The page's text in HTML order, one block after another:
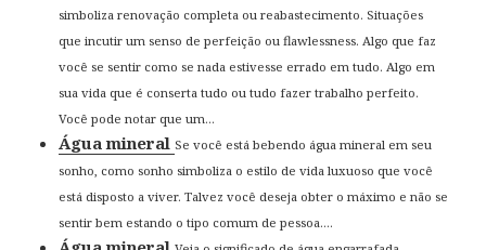
simboliza renovação completa ou reabastecimento. Situações
que incutir um senso de perfeição ou flawlessness. Algo que faz
você se sentir como se nada estivesse errado em tudo. Algo em
sua vida que é conserta tudo ou tudo fazer trabalho perfeito.
Você pode notar que um...
Água mineralSe você está bebendo água mineral em seu
sonho, como sonho simboliza o estilo de vida luxuoso que você
está disposto a viver. Talvez você deseja obter o máximo e não se
sentir bem estando o tipo comum de pessoa....